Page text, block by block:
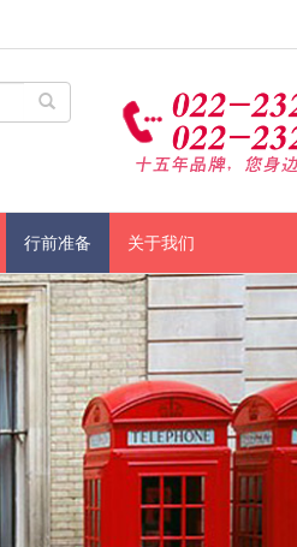
行前准备 关于我们